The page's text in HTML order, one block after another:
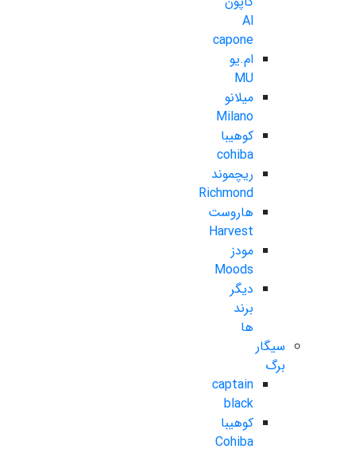
Al
capone
ام.یو
MU
میلانو
Milano
کوهیبا
cohiba
ریچموند
Richmond
هاروست
Harvest
مودز
Moods
دیگر
برند
ها
سیگار
برگ
captain
black
کوهیبا
Cohiba